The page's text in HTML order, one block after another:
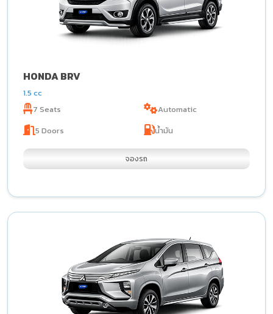
HONDA BRV
1.5 cc
7 Seats
5 Doors
Automatic
น้ำมัน
จองรถ